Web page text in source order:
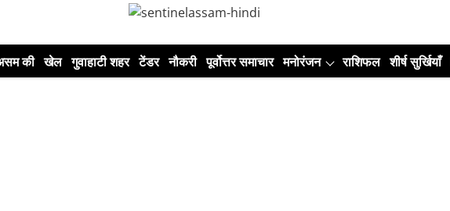
की खेल गुवाहाटी शहर टेंडर नौकरी पूर्वोत्तर समाचार मनोरंजन राशिफल शीर्ष सुर्खियाँ